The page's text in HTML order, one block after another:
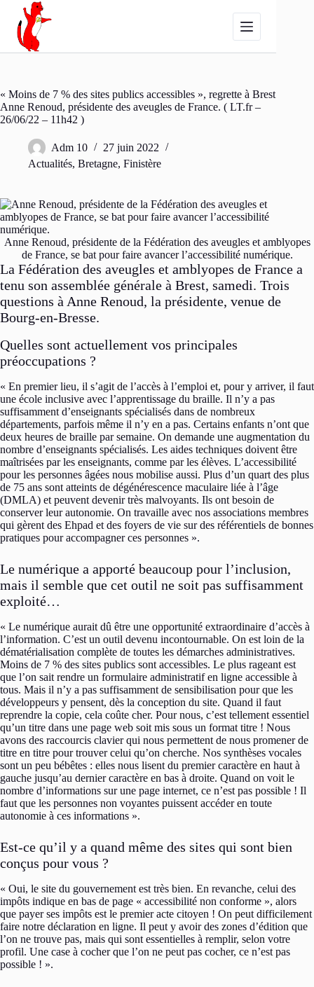
Passer
contenu
« Moins de 7 % des sites publics accessibles », regrette à Brest
Anne Renoud, présidente des aveugles de France. ( LT.fr –
26/06/22 – 11h42 )
Adm 10
27 juin 2022
Actualités, Bretagne, Finistère
Anne Renoud, présidente de la Fédération des aveugles et amblyopes
de France, se bat pour faire avancer l’accessibilité numérique.
La Fédération des aveugles et amblyopes de France a
tenu son assemblée générale à Brest, samedi. Trois
questions à Anne Renoud, la présidente, venue de
Bourg-en-Bresse.
Quelles sont actuellement vos principales
préoccupations ?
« En premier lieu, il s’agit de l’accès à l’emploi et, pour y arriver, il faut
une école inclusive avec l’apprentissage du braille. Il n’y a pas
suffisamment d’enseignants spécialisés dans de nombreux
départements, parfois même il n’y en a pas. Certains enfants n’ont que
deux heures de braille par semaine. On demande une augmentation du
nombre d’enseignants spécialisés. Les aides techniques doivent être
maîtrisées par les enseignants, comme par les élèves. L’accessibilité
pour les personnes âgées nous mobilise aussi. Plus d’un quart des plus
de 75 ans sont atteints de dégénérescence maculaire liée à l’âge
(DMLA) et peuvent devenir très malvoyants. Ils ont besoin de
conserver leur autonomie. On travaille avec nos associations membres
qui gèrent des Ehpad et des foyers de vie sur des référentiels de bonnes
pratiques pour accompagner ces personnes ».
Le numérique a apporté beaucoup pour l’inclusion,
mais il semble que cet outil ne soit pas suffisamment
exploité…
« Le numérique aurait dû être une opportunité extraordinaire d’accès à
l’information. C’est un outil devenu incontournable. On est loin de la
dématérialisation complète de toutes les démarches administratives.
Moins de 7 % des sites publics sont accessibles. Le plus rageant est
que l’on sait rendre un formulaire administratif en ligne accessible à
tous. Mais il n’y a pas suffisamment de sensibilisation pour que les
développeurs y pensent, dès la conception du site. Quand il faut
reprendre la copie, cela coûte cher. Pour nous, c’est tellement essentiel
qu’un titre dans une page web soit mis sous un format titre ! Nous
avons des raccourcis clavier qui nous permettent de nous promener de
titre en titre pour trouver celui qu’on cherche. Nos synthèses vocales
sont un peu bébêtes : elles nous lisent du premier caractère en haut à
gauche jusqu’au dernier caractère en bas à droite. Quand on voit le
nombre d’informations sur une page internet, ce n’est pas possible ! Il
faut que les personnes non voyantes puissent accéder en toute
autonomie à ces informations ».
Est-ce qu’il y a quand même des sites qui sont bien
conçus pour vous ?
« Oui, le site du gouvernement est très bien. En revanche, celui des
impôts indique en bas de page « accessibilité non conforme », alors
que payer ses impôts est le premier acte citoyen ! On peut difficilement
faire notre déclaration en ligne. Il peut y avoir des zones d’édition que
l’on ne trouve pas, mais qui sont essentielles à remplir, selon votre
profil. Une case à cocher que l’on ne peut pas cocher, ce n’est pas
possible ! ».